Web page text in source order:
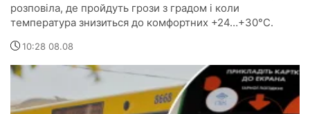
розповіла, де пройдуть грози з градом і коли
температура знизиться до комфортних +24…+30°C.
10:28 08.08